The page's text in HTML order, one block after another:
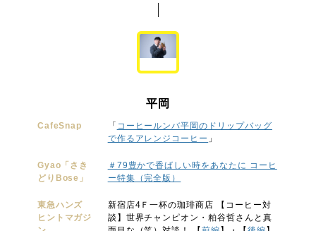
ニュース
就任（10/18 更新)
コーヒールンバ平岡がバリスタ世界チャンピオ
平岡
CafeSnap 「 コーヒールンバ平岡のドリップバッグ
で作るアレンジコーヒー 」
Gyao「さき
どりBose」
＃79豊かで香ばしい時をあなたに コーヒ
ー特集（完全版）
東急ハンズ
ヒントマガジ
新宿店4Ｆ一杯の珈琲商店 【コーヒー対
談】世界チャンピオン・粕谷哲さんと真